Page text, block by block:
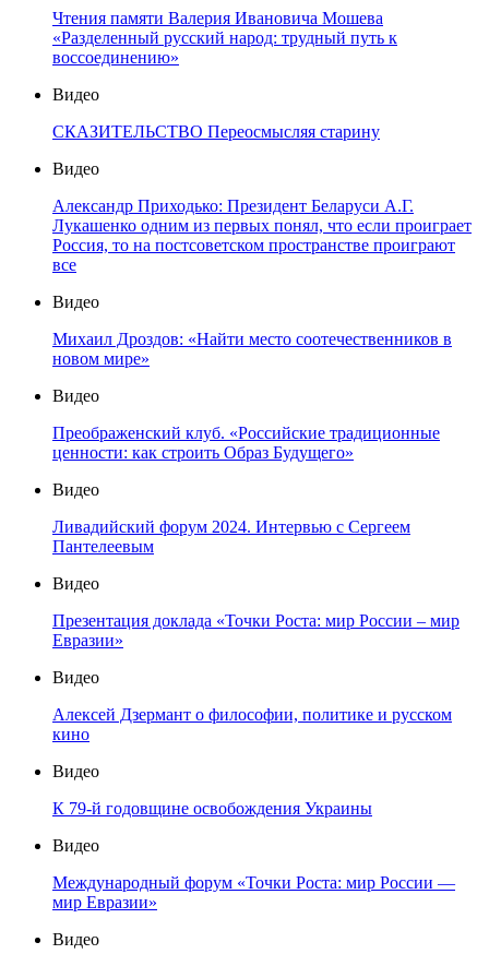
Чтения памяти Валерия Ивановича Мошева
«Разделенный русский народ: трудный путь к
воссоединению»
Видео
СКАЗИТЕЛЬСТВО Переосмысляя старину
Видео
Александр Приходько: Президент Беларуси А.Г.
Лукашенко одним из первых понял, что если проиграет
Россия, то на постсоветском пространстве проиграют
все
Видео
Михаил Дроздов: «Найти место соотечественников в
новом мире»
Видео
Преображенский клуб. «Российские традиционные
ценности: как строить Образ Будущего»
Видео
Ливадийский форум 2024. Интервью с Сергеем
Пантелеевым
Видео
Презентация доклада «Точки Роста: мир России – мир
Евразии»
Видео
Алексей Дзермант о философии, политике и русском
кино
Видео
К 79-й годовщине освобождения Украины
Видео
Международный форум «Точки Роста: мир России —
мир Евразии»
Видео